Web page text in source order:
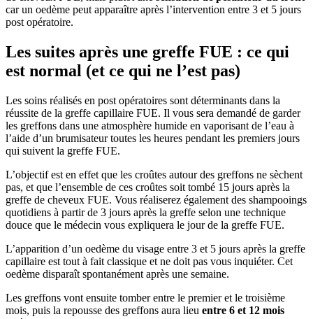
car un oedème peut apparaître après l’intervention entre 3 et 5 jours
post opératoire.
Les suites après une greffe FUE : ce qui
est normal (et ce qui ne l’est pas)
Les soins réalisés en post opératoires sont déterminants dans la
réussite de la greffe capillaire FUE. Il vous sera demandé de garder
les greffons dans une atmosphère humide en vaporisant de l’eau à
l’aide d’un brumisateur toutes les heures pendant les premiers jours
qui suivent la greffe FUE.
L’objectif est en effet que les croûtes autour des greffons ne sèchent
pas, et que l’ensemble de ces croûtes soit tombé 15 jours après la
greffe de cheveux FUE. Vous réaliserez également des shampooings
quotidiens à partir de 3 jours après la greffe selon une technique
douce que le médecin vous expliquera le jour de la greffe FUE.
L’apparition d’un oedème du visage entre 3 et 5 jours après la greffe
capillaire est tout à fait classique et ne doit pas vous inquiéter. Cet
oedème disparaît spontanément après une semaine.
Les greffons vont ensuite tomber entre le premier et le troisième
mois, puis la repousse des greffons aura lieu entre 6 et 12 mois